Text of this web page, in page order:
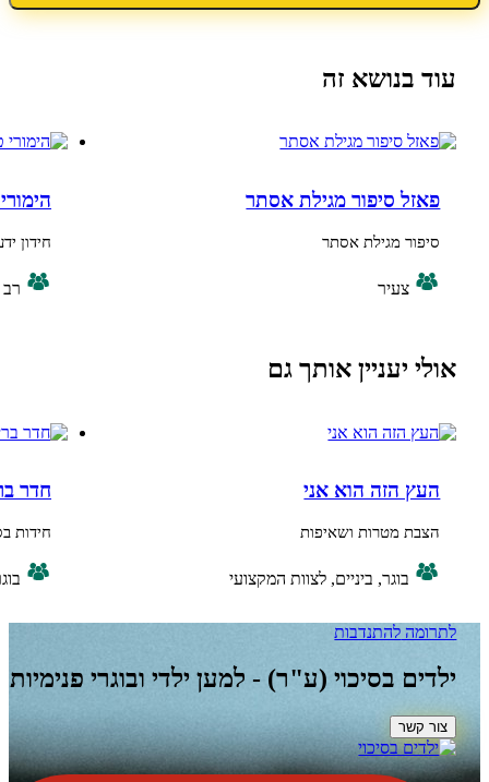
זה
סיפור מגילת אסתר
מגילת אסתר
הימורי טריוויה
חידון ידע משעשע
אותך גם
הזה הוא אני
מטרות ושאיפות
בוגר, ביניים, לצוות המקצועי
חדר בריחה
חידות בסגנון חדר
בוגר, ביניים
להתנדבות
בסיכוי (ע"ר) - למען ילדי ובוגרי פנימיות